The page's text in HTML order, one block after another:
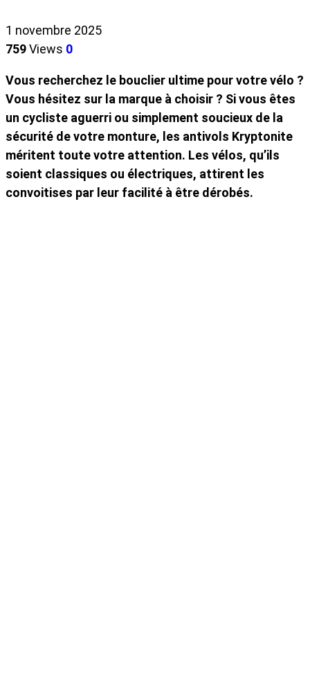
1 novembre 2025
759Views 0
Vous recherchez le bouclier ultime pour votre vélo ?
Vous hésitez sur la marque à choisir ? Si vous êtes
un cycliste aguerri ou simplement soucieux de la
sécurité de votre monture, les antivols Kryptonite
méritent toute votre attention. Les vélos, qu’ils
soient classiques ou électriques, attirent les
convoitises par leur facilité à être dérobés.